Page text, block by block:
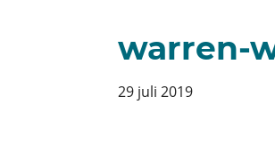
warren-
29 juli 2019